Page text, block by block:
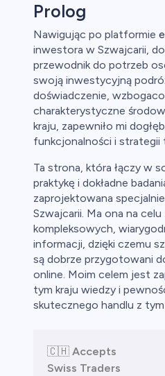
Prolog
Nawigując po platformie
inwestora w Szwajcarii,
przewodnik do potrzeb
swoją inwestycyjną
doświadczenie,
charakterystyczne
kraju, zapewniło mi
funkcjonalności i strategii
Ta strona, która łączy w
praktykę i dokładne
zaprojektowana
Szwajcarii. Ma ona na
kompleksowych,
informacji, dzięki czemu
są dobrze przygotowani
online. Moim celem jest
tym kraju wiedzy i
skutecznego handlu z
🇨🇭 Accepts
Swiss Traders